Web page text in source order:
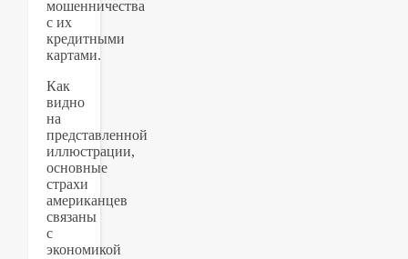
мошенничества
с их
кредитными
картами.
Как
видно
на
представленной
иллюстрации,
основные
страхи
американцев
связаны
с
экономикой